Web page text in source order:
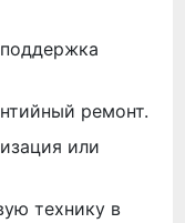
ремонт.
или
технику в